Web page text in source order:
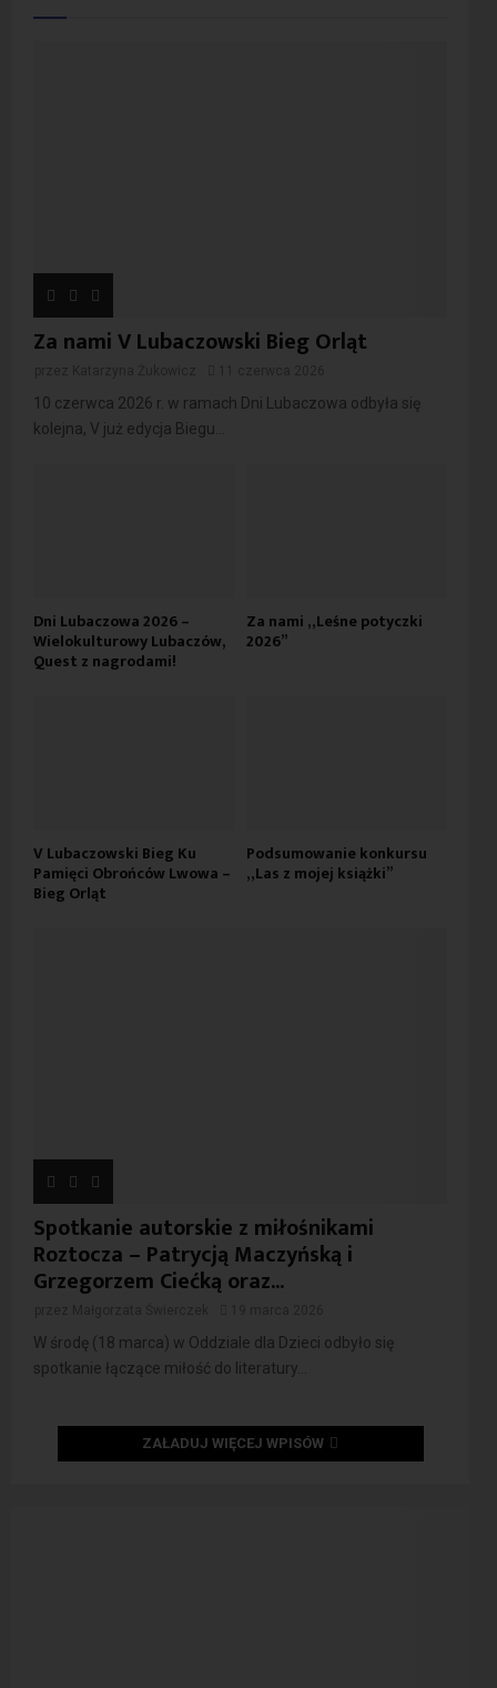
Za nami V Lubaczowski Bieg Orląt
10 czerwca 2026 r. w ramach Dni Lubaczowa odbyła się
kolejna, V już edycja Biegu...
Dni Lubaczowa 2026 –
Wielokulturowy Lubaczów,
Quest z nagrodami!
Za nami „Leśne potyczki
2026”
V Lubaczowski Bieg Ku
Pamięci Obrońców Lwowa –
Bieg Orląt
Podsumowanie konkursu
„Las z mojej książki”
Spotkanie autorskie z miłośnikami
Roztocza – Patrycją Maczyńską i
Grzegorzem Ciećką oraz...
W środę (18 marca) w Oddziale dla Dzieci odbyło się
spotkanie łączące miłość do literatury...
ZAŁADUJ WIĘCEJ WPISÓW